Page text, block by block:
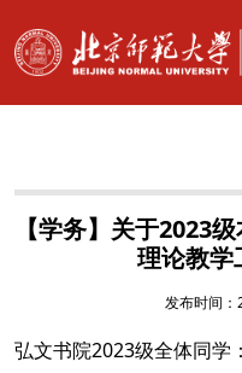
书院总览
书院育人
【学务】关于2023
理论教学
发布时间
弘文书院2023级全体同学：